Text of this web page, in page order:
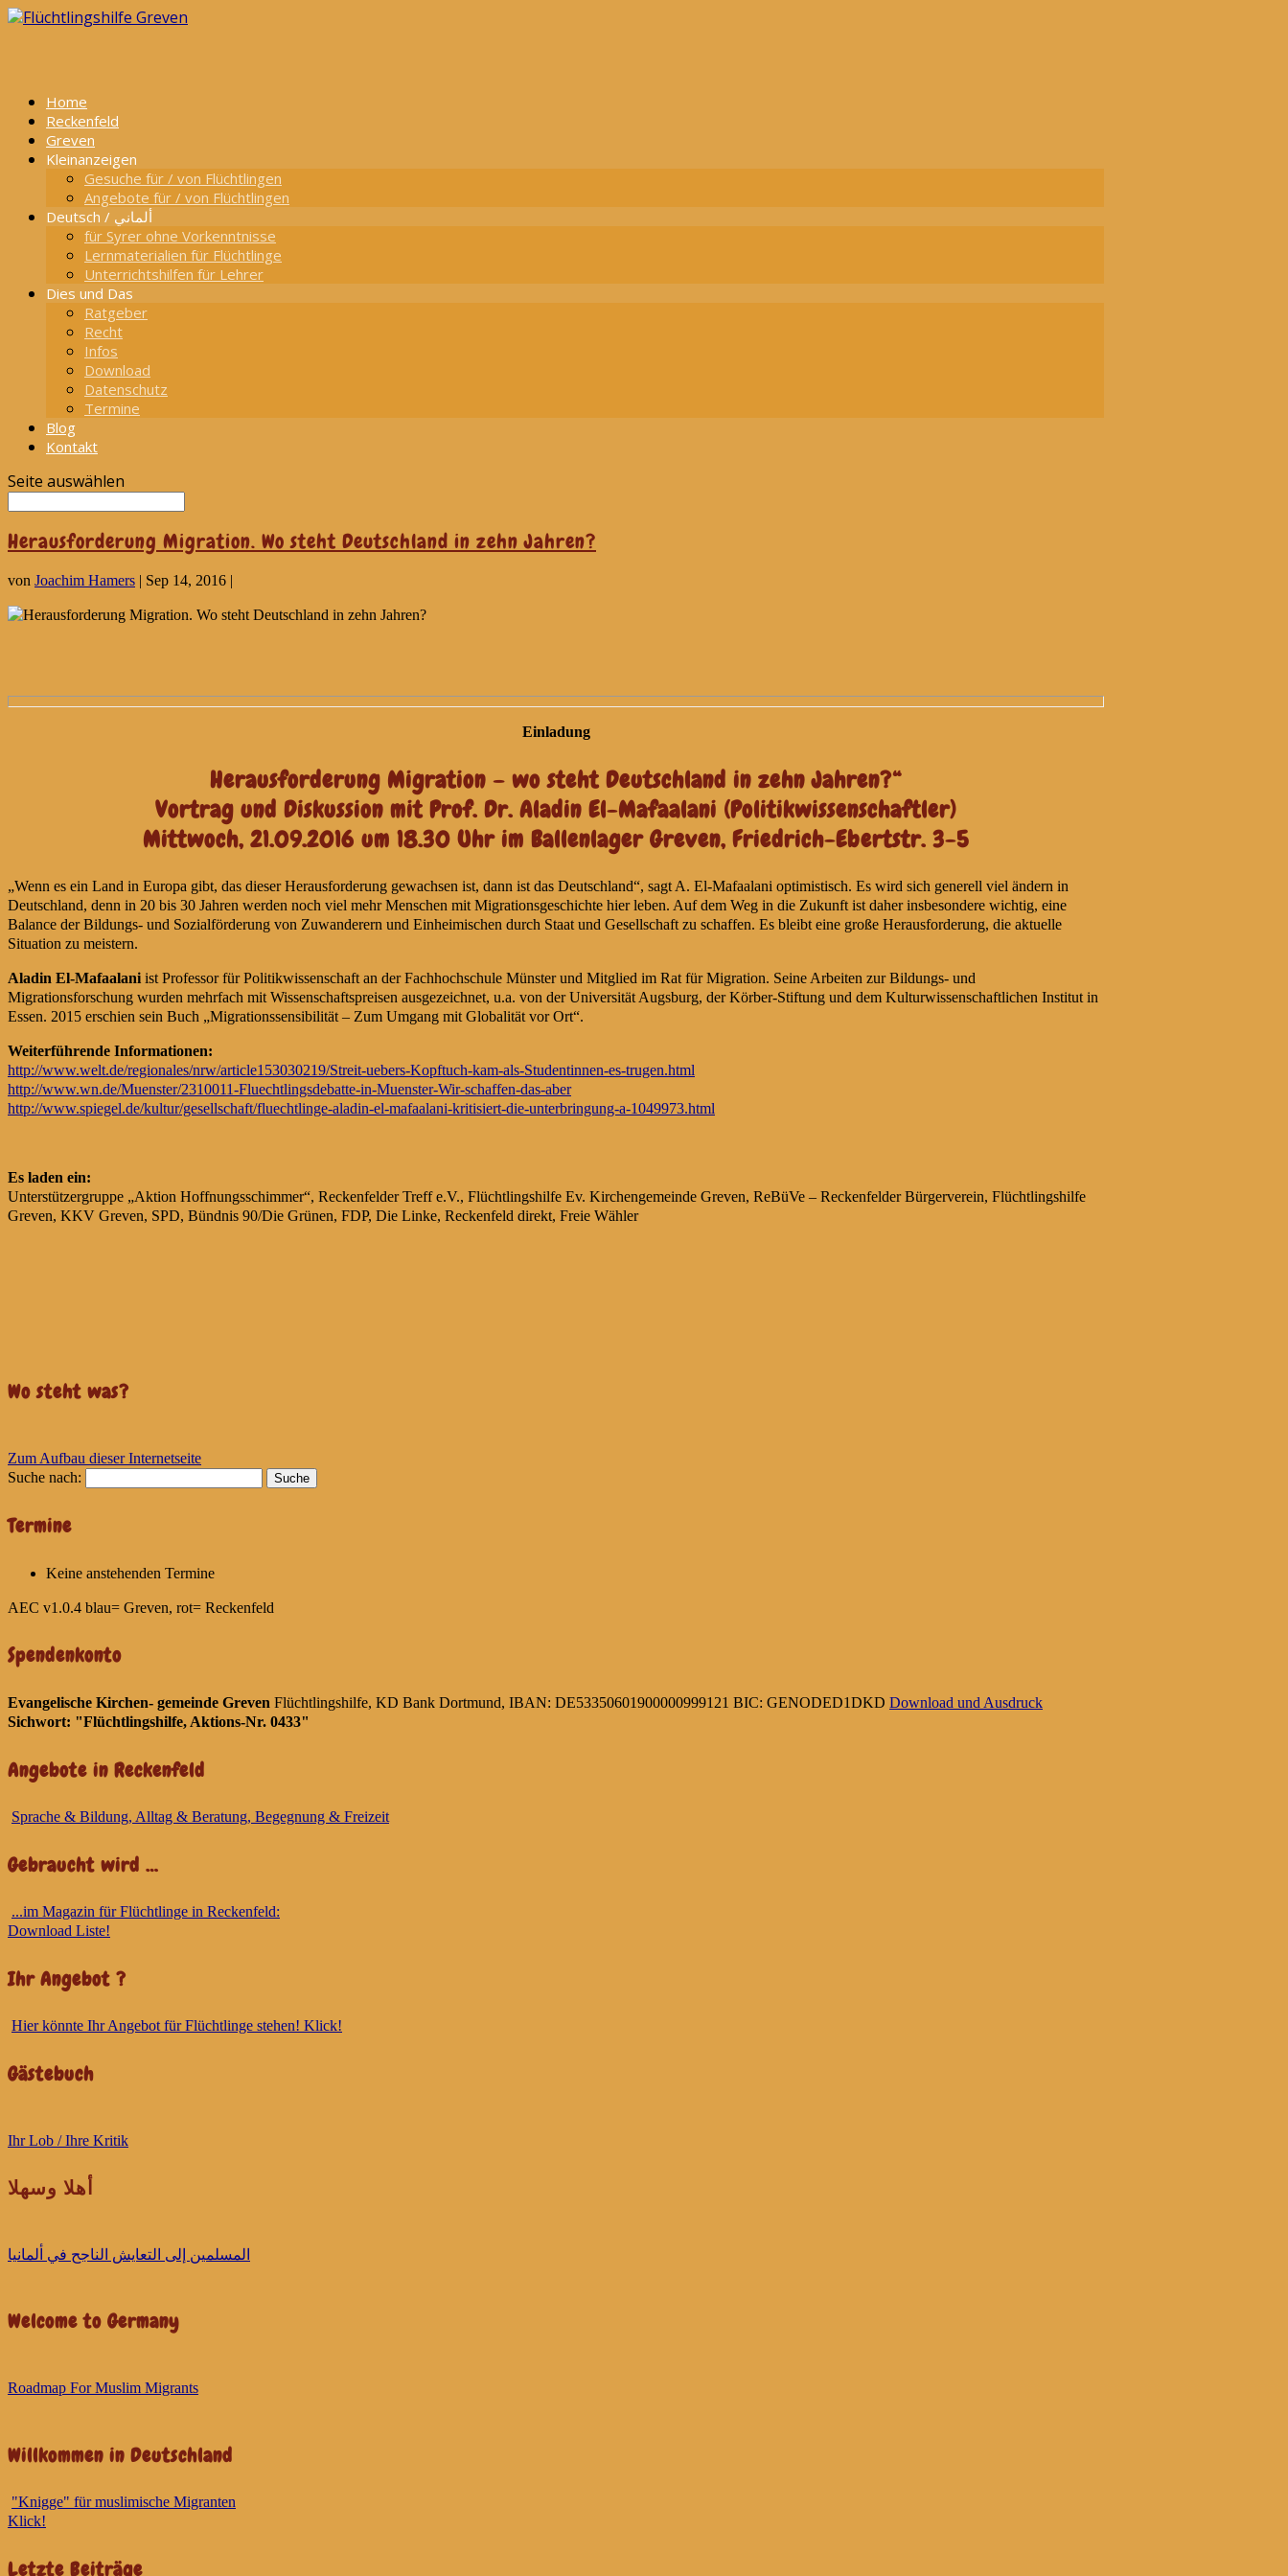
Home
Reckenfeld
Greven
Kleinanzeigen
Gesuche für / von Flüchtlingen
Angebote für / von Flüchtlingen
Deutsch / ألماني
für Syrer ohne Vorkenntnisse
Lernmaterialien für Flüchtlinge
Unterrichtshilfen für Lehrer
Dies und Das
Ratgeber
Recht
Infos
Download
Datenschutz
Termine
Blog
Kontakt
Seite auswählen
Herausforderung Migration. Wo steht Deutschland in zehn Jahren?
von Joachim Hamers | Sep 14, 2016 |
Einladung
Herausforderung Migration – wo steht Deutschland in zehn Jahren?“
Vortrag und Diskussion mit Prof. Dr. Aladin El-Mafaalani (Politikwissenschaftler)
Mittwoch, 21.09.2016 um 18.30 Uhr im Ballenlager Greven, Friedrich-Ebertstr. 3-5
„Wenn es ein Land in Europa gibt, das dieser Herausforderung gewachsen ist, dann ist das Deutschland“, sagt A. El-Mafaalani optimistisch. Es wird sich generell viel ändern in
Deutschland, denn in 20 bis 30 Jahren werden noch viel mehr Menschen mit Migrationsgeschichte hier leben. Auf dem Weg in die Zukunft ist daher insbesondere wichtig, eine
Balance der Bildungs- und Sozialförderung von Zuwanderern und Einheimischen durch Staat und Gesellschaft zu schaffen. Es bleibt eine große Herausforderung, die aktuelle
Situation zu meistern.
Aladin El-Mafaalani ist Professor für Politikwissenschaft an der Fachhochschule Münster und Mitglied im Rat für Migration. Seine Arbeiten zur Bildungs- und
Migrationsforschung wurden mehrfach mit Wissenschaftspreisen ausgezeichnet, u.a. von der Universität Augsburg, der Körber-Stiftung und dem Kulturwissenschaftlichen Institut in
Essen. 2015 erschien sein Buch „Migrationssensibilität – Zum Umgang mit Globalität vor Ort“.
Weiterführende Informationen:
http://www.welt.de/regionales/nrw/article153030219/Streit-uebers-Kopftuch-kam-als-Studentinnen-es-trugen.html
http://www.wn.de/Muenster/2310011-Fluechtlingsdebatte-in-Muenster-Wir-schaffen-das-aber
http://www.spiegel.de/kultur/gesellschaft/fluechtlinge-aladin-el-mafaalani-kritisiert-die-unterbringung-a-1049973.html
Es laden ein:
Unterstützergruppe „Aktion Hoffnungsschimmer“, Reckenfelder Treff e.V., Flüchtlingshilfe Ev. Kirchengemeinde Greven, ReBüVe – Reckenfelder Bürgerverein, Flüchtlingshilfe
Greven, KKV Greven, SPD, Bündnis 90/Die Grünen, FDP, Die Linke, Reckenfeld direkt, Freie Wähler
Wo steht was?
Zum Aufbau dieser Internetseite
Suche nach:
Termine
Keine anstehenden Termine
AEC v1.0.4 blau= Greven, rot= Reckenfeld
Spendenkonto
Evangelische Kirchen- gemeinde Greven Flüchtlingshilfe, KD Bank Dortmund, IBAN: DE53350601900000999121 BIC: GENODED1DKD Download und Ausdruck
Sichwort: "Flüchtlingshilfe, Aktions-Nr. 0433"
Angebote in Reckenfeld
Sprache & Bildung, Alltag & Beratung, Begegnung & Freizeit
Gebraucht wird …
...im Magazin für Flüchtlinge in Reckenfeld:
Download Liste!
Ihr Angebot ?
Hier könnte Ihr Angebot für Flüchtlinge stehen! Klick!
Gästebuch
Ihr Lob / Ihre Kritik
أهلا وسهلا
ﺍﻟﻤﺴﻠﻤﻴﻦ ﺇﻟﻰ ﺍﻟﺘﻌﺎﻳﺶ ﺍﻟﻨﺎﺟﺢ ﻓﻲ ﺃﻟﻤﺎﻧﻴﺎ
Welcome to Germany
Roadmap For Muslim Migrants
Willkommen in Deutschland
"Knigge" für muslimische Migranten
Klick!
Letzte Beiträge